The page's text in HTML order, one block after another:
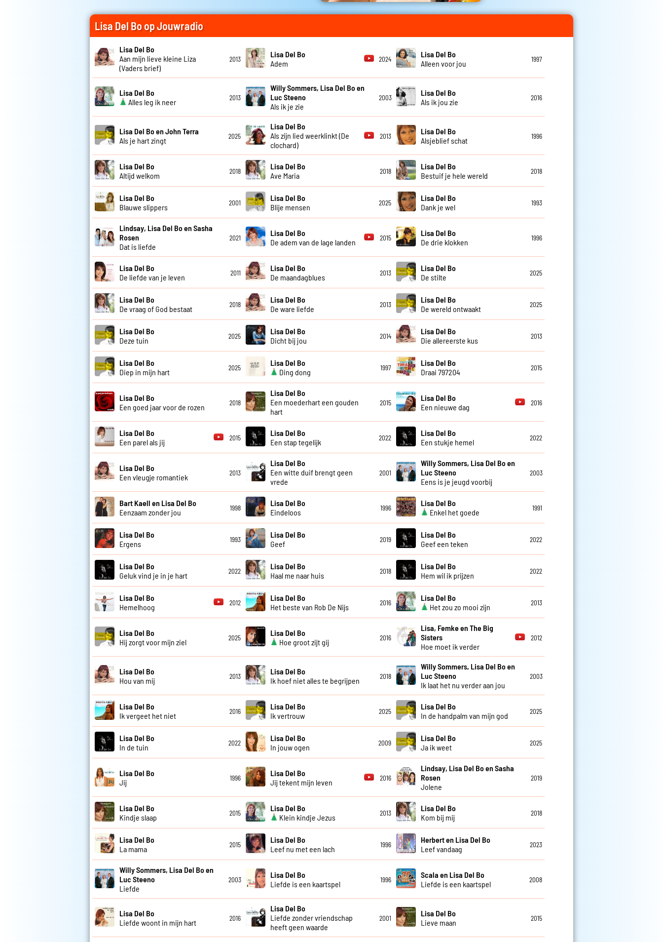
Lisa Del Bo op Jouwradio
Lisa Del Bo
Aan mijn lieve kleine Liza
(Vaders brief)
2013
Lisa Del Bo
Adem
2024
Lisa Del Bo
Alleen voor jou
1997
Lisa Del Bo
Alles leg ik neer
2013
Willy Sommers, Lisa Del Bo en
Luc Steeno
Als ik je zie
2003
Lisa Del Bo
Als ik jou zie
2016
Lisa Del Bo en John Terra
Als je hart zingt
2025
Lisa Del Bo
Als zijn lied weerklinkt (De
clochard)
2013
Lisa Del Bo
Alsjeblief schat
1996
Lisa Del Bo
Altijd welkom
2018
Lisa Del Bo
Ave Maria
2018
Lisa Del Bo
Bestuif je hele wereld
2018
Lisa Del Bo
Blauwe slippers
2001
Lisa Del Bo
Blije mensen
2025
Lisa Del Bo
Dank je wel
1993
Lindsay, Lisa Del Bo en Sasha
Rosen
Dat is liefde
2021
Lisa Del Bo
De adem van de lage landen
2015
Lisa Del Bo
De drie klokken
1996
Lisa Del Bo
De liefde van je leven
2011
Lisa Del Bo
De maandagblues
2013
Lisa Del Bo
De stilte
2025
Lisa Del Bo
De vraag of God bestaat
2018
Lisa Del Bo
De ware liefde
2013
Lisa Del Bo
De wereld ontwaakt
2025
Lisa Del Bo
Deze tuin
2025
Lisa Del Bo
Dicht bij jou
2014
Lisa Del Bo
Die allereerste kus
2013
Lisa Del Bo
Diep in mijn hart
2025
Lisa Del Bo
Ding dong
1997
Lisa Del Bo
Draai 797204
2015
Lisa Del Bo
Een goed jaar voor de rozen
2018
Lisa Del Bo
Een moederhart een gouden
hart
2015
Lisa Del Bo
Een nieuwe dag
2016
Lisa Del Bo
Een parel als jij
2015
Lisa Del Bo
Een stap tegelijk
2022
Lisa Del Bo
Een stukje hemel
2022
Lisa Del Bo
Een vleugje romantiek
2013
Lisa Del Bo
Een witte duif brengt geen
vrede
2001
Willy Sommers, Lisa Del Bo en
Luc Steeno
Eens is je jeugd voorbij
2003
Bart Kaell en Lisa Del Bo
Eenzaam zonder jou
1998
Lisa Del Bo
Eindeloos
1996
Lisa Del Bo
Enkel het goede
1991
Lisa Del Bo
Ergens
1993
Lisa Del Bo
Geef
2019
Lisa Del Bo
Geef een teken
2022
Lisa Del Bo
Geluk vind je in je hart
2022
Lisa Del Bo
Haal me naar huis
2018
Lisa Del Bo
Hem wil ik prijzen
2022
Lisa Del Bo
Hemelhoog
2012
Lisa Del Bo
Het beste van Rob De Nijs
2016
Lisa Del Bo
Het zou zo mooi zijn
2013
Lisa Del Bo
Hij zorgt voor mijn ziel
2025
Lisa Del Bo
Hoe groot zijt gij
2016
Lisa, Femke en The Big
Sisters
Hoe moet ik verder
2012
Lisa Del Bo
Hou van mij
2013
Lisa Del Bo
Ik hoef niet alles te begrijpen
2018
Willy Sommers, Lisa Del Bo en
Luc Steeno
Ik laat het nu verder aan jou
2003
Lisa Del Bo
Ik vergeet het niet
2016
Lisa Del Bo
Ik vertrouw
2025
Lisa Del Bo
In de handpalm van mijn god
2025
Lisa Del Bo
In de tuin
2022
Lisa Del Bo
In jouw ogen
2009
Lisa Del Bo
Ja ik weet
2025
Lisa Del Bo
Jij
1996
Lisa Del Bo
Jij tekent mijn leven
2016
Lindsay, Lisa Del Bo en Sasha
Rosen
Jolene
2019
Lisa Del Bo
Kindje slaap
2015
Lisa Del Bo
Klein kindje Jezus
2013
Lisa Del Bo
Kom bij mij
2018
Lisa Del Bo
La mama
2015
Lisa Del Bo
Leef nu met een lach
1996
Herbert en Lisa Del Bo
Leef vandaag
2023
Willy Sommers, Lisa Del Bo en
Luc Steeno
Liefde
2003
Lisa Del Bo
Liefde is een kaartspel
1996
Scala en Lisa Del Bo
Liefde is een kaartspel
2008
Lisa Del Bo
Liefde woont in mijn hart
2016
Lisa Del Bo
Liefde zonder vriendschap
heeft geen waarde
2001
Lisa Del Bo
Lieve maan
2015